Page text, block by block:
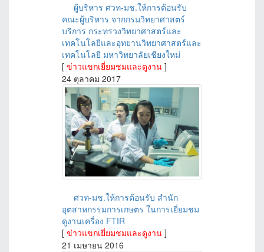
ผู้บริหาร ศวท-มช.ให้การต้อนรับ
คณะผู้บริหาร จากกรมวิทยาศาสตร์
บริการ กระทรวงวิทยาศาสตร์และ
เทคโนโลยีและอุทยานวิทยาศาสตร์และ
เทคโนโลยี มหาวิทยาลัยเชียงใหม่
[ ข่าวแขกเยี่ยมชมและดูงาน ]
24 ตุลาคม 2017
ศวท-มช.ให้การต้อนรับ สำนัก
อุตสาหกรรมการเกษตร ในการเยี่ยมชม
ดูงานเครื่อง FTIR
[ ข่าวแขกเยี่ยมชมและดูงาน ]
21 เมษายน 2016